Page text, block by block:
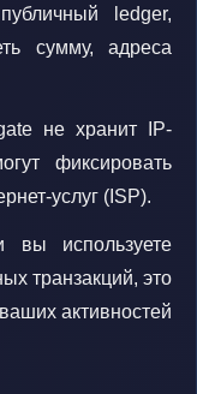
ledger,
сумму, адреса
не хранит IP-
фиксировать
услуг (ISP).
вы используете
транзакций, это
активностей